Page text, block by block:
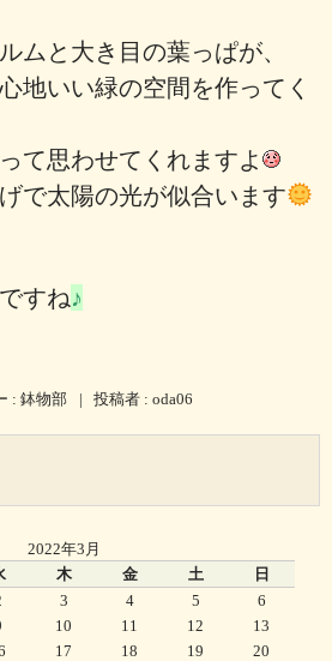
ムと大き目の葉っぱが、
空間を作ってく
て思わせてくれますよ
で太陽の光が似合います
すね♪
: 鉢物部 | 投稿者 : oda06
2022年3月
木 金 土 日
3 4 5
6
10 11 12
13
17 18 19
20